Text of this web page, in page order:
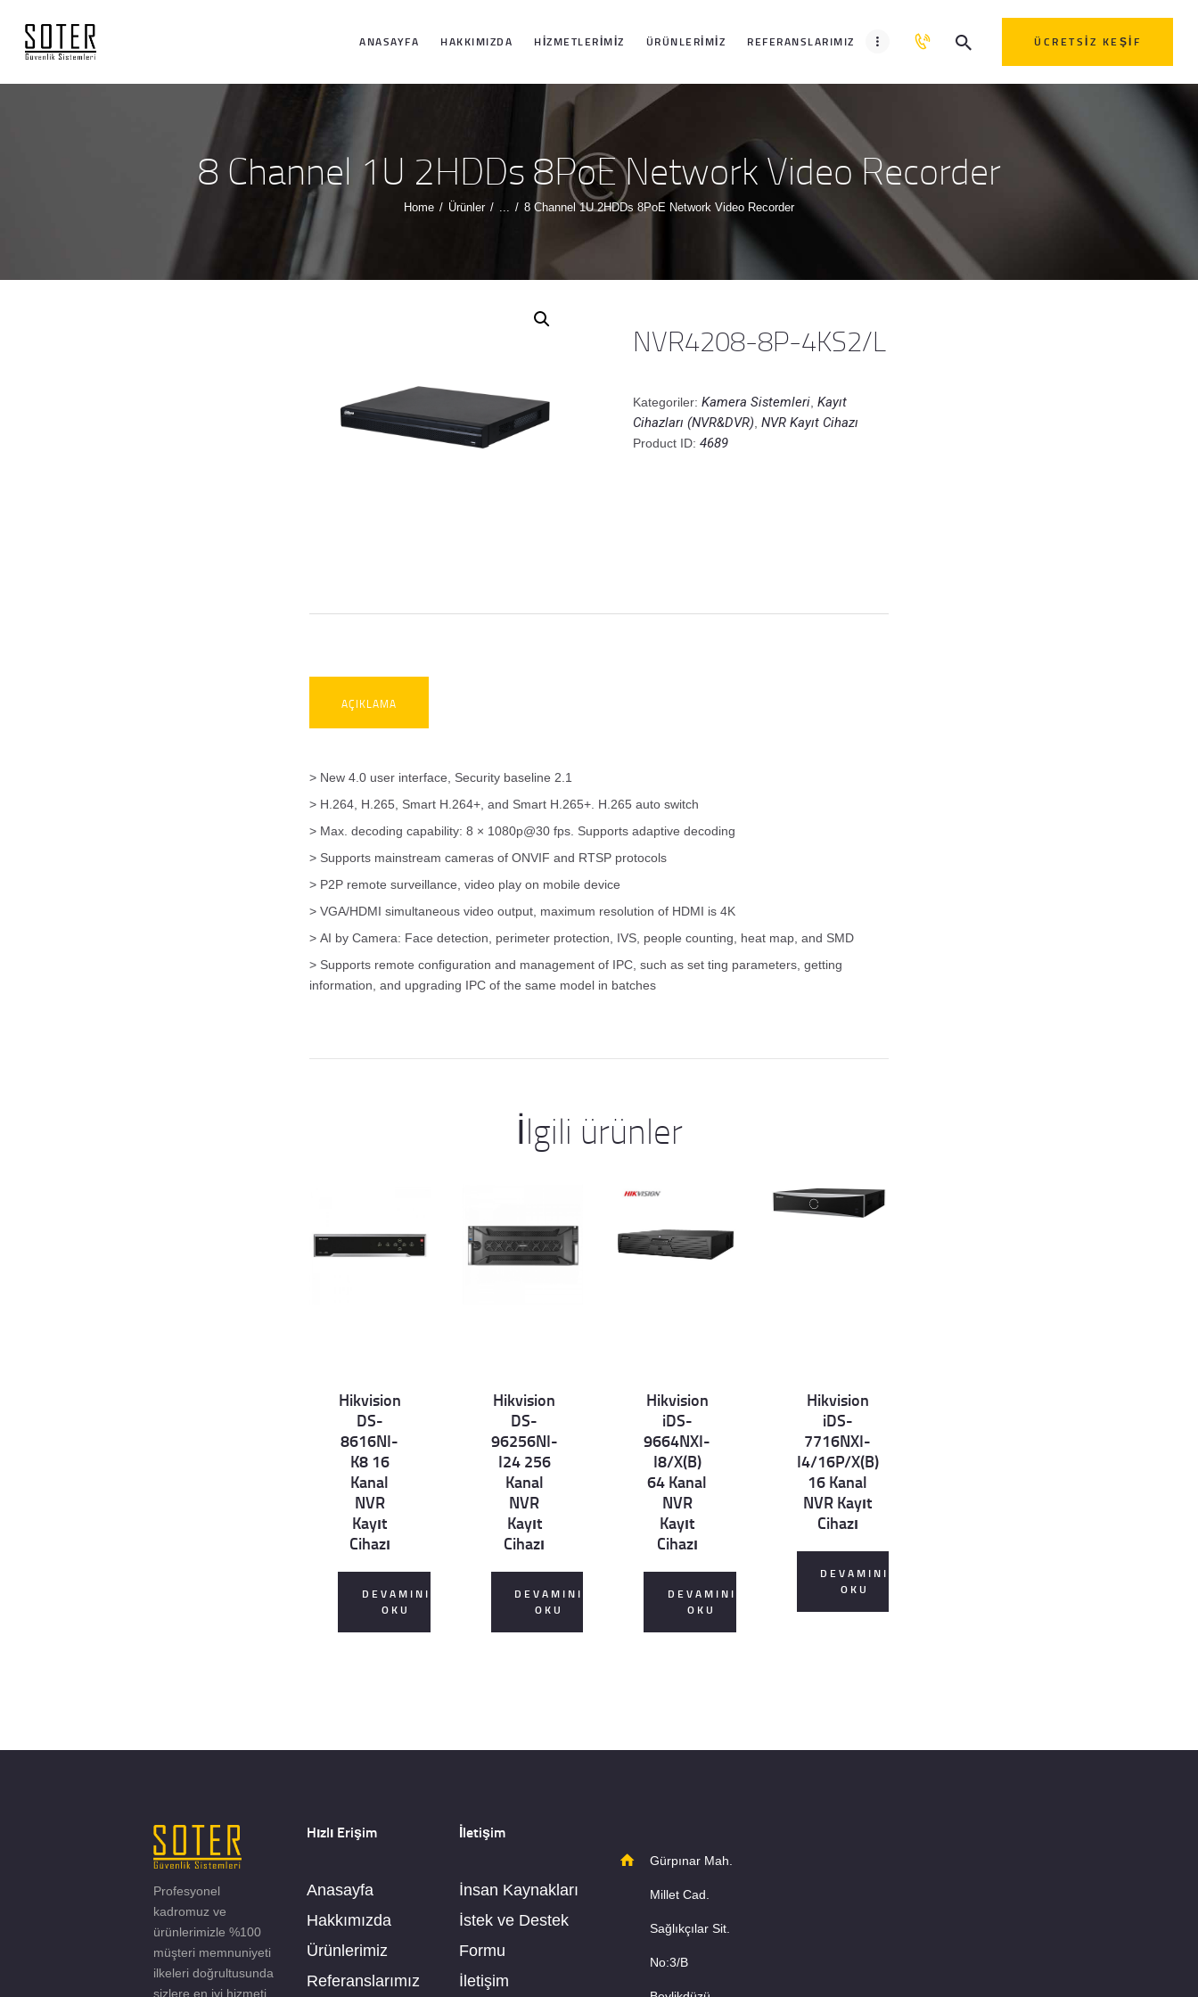
ANASAYFA HAKKIMIZDA HIZMETLERIMIZ ÜRÜNLERIMIZ REFERANSLARIMIZ ÜCRETSIZ KEŞIF
8 Channel 1U 2HDDs 8PoE Network Video Recorder
Home Ürünler ... 8 Channel 1U 2HDDs 8PoE Network Video Recorder
ANASAYFA
HAKKIMIZDA
HIZMETLERIMIZ
ÜRÜNLERIMIZ
REFERANSLARI
NVR4208-8P-4KS2/L
Kategoriler: Kamera Sistemleri, Kayıt
Cihazları (NVR&DVR) NVR Kayıt Cihazı
Product ID: 4689
AÇIKLAMA
> New 4.0 user interface, Security baseline 2.1
> H.264, H.265, Smart H.264+, and Smart H.265+. H.265 auto switch
> Max. decoding capability: 8 × 1080p@30 fps. Supports adaptive decoding
> Supports mainstream cameras of ONVIF and RTSP protocols
> P2P remote surveillance, video play on mobile device
> VGA/HDMI simultaneous video output, maximum resolution of HDMI is 4K
> AI by Camera: Face detection, perimeter protection, IVS, people counting, heat map, and SMD
> Supports remote configuration and management of IPC, such as set ting parameters, getting
information, and upgrading IPC of the same model in batches
İlgili ürünler
Det
Hikvision
DS-
8616NI-
K8 16
Kanal
NVR
Kayıt
Cihazı
DEVAMINI
OKU
Det
Hikvision
DS-
96256NI-
I24 256
Kanal
NVR
Kayıt
Cihazı
DEVAMINI
OKU
Det
Hikvision
iDS-
9664NXI-
I8/X(B)
64 Kanal
NVR
Kayıt
Cihazı
DEVAMINI
OKU
DetHikvision
iDS-
7716NXI-
I4/16P/X(B)
16 Kanal
NVR Kayıt
Cihazı
DEVAMINI
OKU
Profesyonel
kadromuz ve
ürünlerimizle %100
müşteri memnuniyeti
ilkeleri doğrultusunda
sizlere en iyi hizmeti
Hızlı Erişim
Anasayfa
Hakkımızda
Ürünlerimiz
Referanslarımız
İletişim
İnsan Kaynakları
İstek ve Destek
Formu
İletişim
Gürpınar Mah.
Millet Cad.
Sağlıkçılar Sit.
No:3/B